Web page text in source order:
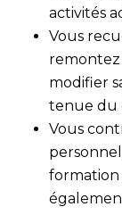
activités
Vous
remontez
modifier
tenue du
Vous
formation